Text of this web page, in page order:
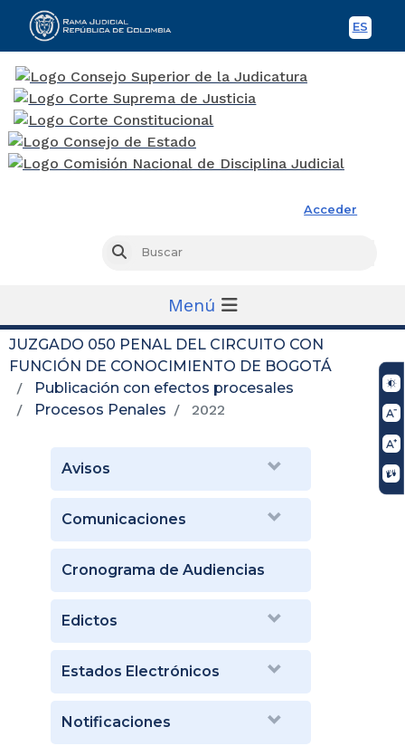
ES
Acceder
Buscar
Menú
JUZGADO 050 PENAL DEL CIRCUITO CON
FUNCIÓN DE CONOCIMIENTO DE BOGOTÁ
Publicación con efectos procesales
Procesos Penales
2022
Avisos
Comunicaciones
Cronograma de Audiencias
Edictos
Estados Electrónicos
Notificaciones